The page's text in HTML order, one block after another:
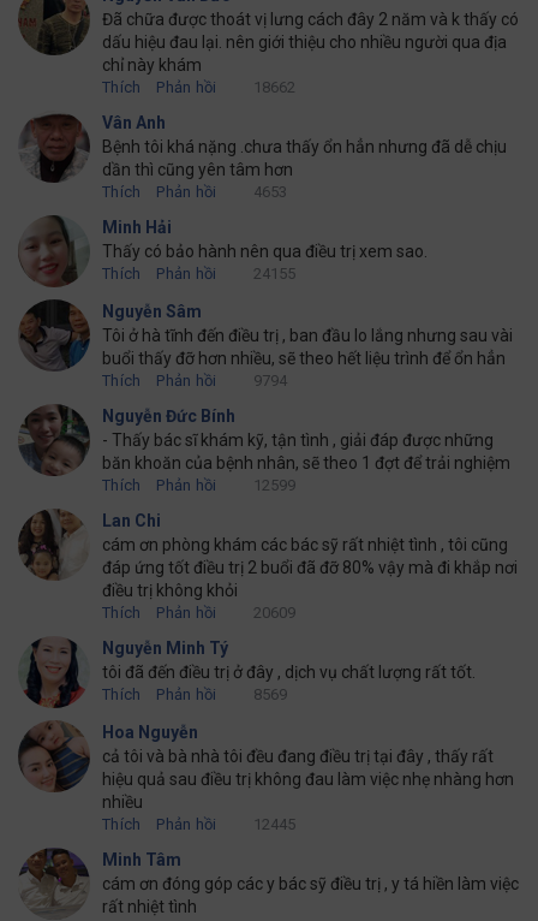
Đã chữa được thoát vị lưng cách đây 2 năm và k thấy có
dấu hiệu đau lại. nên giới thiệu cho nhiều người qua địa
chỉ này khám
Thích Phản hồi 18662
Vân Anh
Bệnh tôi khá nặng .chưa thấy ổn hẳn nhưng đã dễ chịu
dần thì cũng yên tâm hơn
Thích Phản hồi 4653
Minh Hải
Thấy có bảo hành nên qua điều trị xem sao.
Thích Phản hồi 24155
Nguyễn Sâm
Tôi ở hà tĩnh đến điều trị , ban đầu lo lắng nhưng sau vài
buổi thấy đỡ hơn nhiều, sẽ theo hết liệu trình để ổn hẳn
Thích Phản hồi 9794
Nguyễn Đức Bính
- Thấy bác sĩ khám kỹ, tận tình , giải đáp được những
băn khoăn của bệnh nhân, sẽ theo 1 đợt để trải nghiệm
Thích Phản hồi 12599
Lan Chi
cám ơn phòng khám các bác sỹ rất nhiệt tình , tôi cũng
đáp ứng tốt điều trị 2 buổi đã đỡ 80% vậy mà đi khắp nơi
điều trị không khỏi
Thích Phản hồi 20609
Nguyễn Minh Tý
tôi đã đến điều trị ở đây , dịch vụ chất lượng rất tốt.
Thích Phản hồi 8569
Hoa Nguyễn
cả tôi và bà nhà tôi đều đang điều trị tại đây , thấy rất
hiệu quả sau điều trị không đau làm việc nhẹ nhàng hơn
nhiều
Thích Phản hồi 12445
Minh Tâm
cám ơn đóng góp các y bác sỹ điều trị , y tá hiền làm việc
rất nhiệt tình